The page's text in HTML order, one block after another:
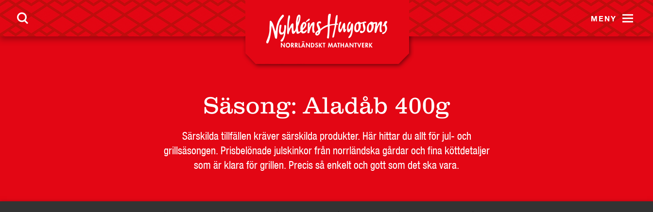
MENY
Säsong:Aladåb 400g
Särskilda tillfällen kräver särskilda produkter. Här hittar du allt för jul- och
grillsäsongen. Prisbelönade julskinkor från norrländska gårdar och fina köttdetaljer
som är klara för grillen. Precis så enkelt och gott som det ska vara.